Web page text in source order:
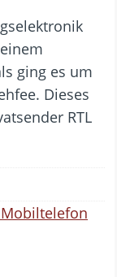
ging es um
Dieses
RTL